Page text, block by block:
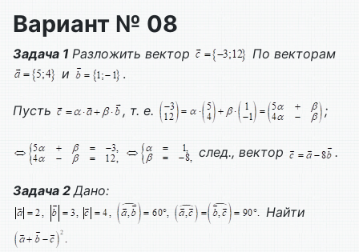
Вариант № 08
Задача 1 Разложить вектор
По векторам
и
.
Пусть , т. е. ;
след., вектор .
Задача 2 Дано:
Найти